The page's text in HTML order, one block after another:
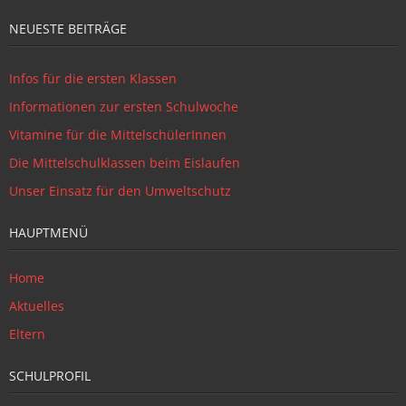
NEUESTE BEITRÄGE
Infos für die ersten Klassen
Informationen zur ersten Schulwoche
Vitamine für die MittelschülerInnen
Die Mittelschulklassen beim Eislaufen
Unser Einsatz für den Umweltschutz
HAUPTMENÜ
Home
Aktuelles
Eltern
SCHULPROFIL